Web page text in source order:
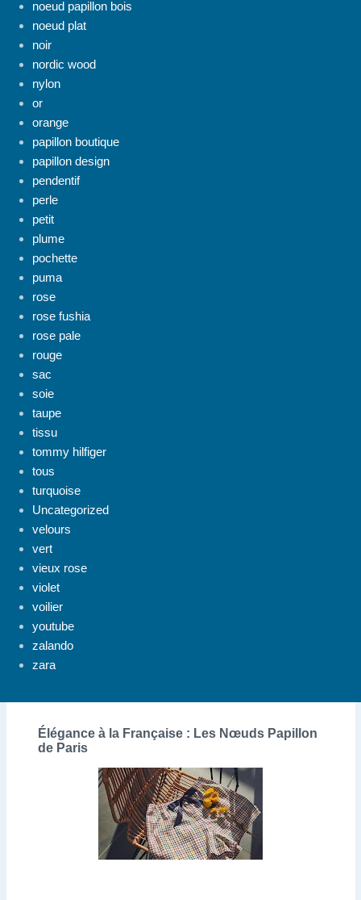
noeud papillon bois
noeud plat
noir
nordic wood
nylon
or
orange
papillon boutique
papillon design
pendentif
perle
petit
plume
pochette
puma
rose
rose fushia
rose pale
rouge
sac
soie
taupe
tissu
tommy hilfiger
tous
turquoise
Uncategorized
velours
vert
vieux rose
violet
voilier
youtube
zalando
zara
Élégance à la Française : Les Nœuds Papillon
de Paris